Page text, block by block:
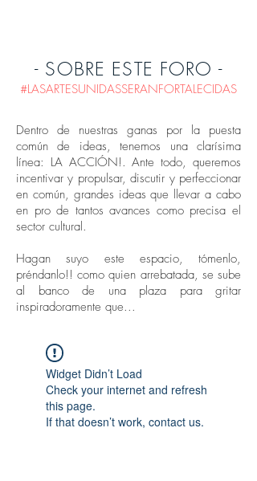
- SOBRE ESTE FORO -
#LASARTESUNIDASSERANFORTALECIDAS
Dentro de nuestras ganas por la puesta
común de ideas, tenemos una clarísima
línea: LA ACCIÓN!. Ante todo, queremos
incentivar y propulsar, discutir y perfeccionar
en común, grandes ideas que llevar a cabo
en pro de tantos avances como precisa el
sector cultural.
Hagan suyo este espacio, tómenlo,
préndanlo!! como quien arrebatada, se sube
al banco de una plaza para gritar
inspiradoramente que...
Widget Didn’t Load
Check your internet and refresh
this page.
If that doesn’t work, contact us.